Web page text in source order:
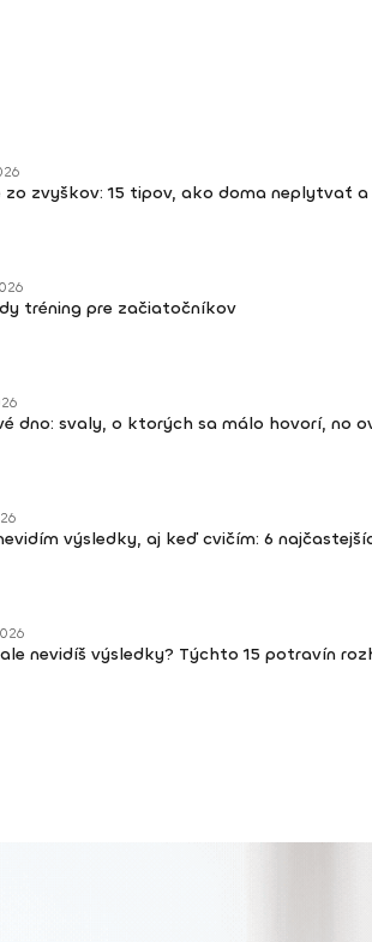
zo zvyškov: 15 tipov, ako doma neplytvať
tréning pre začiatočníkov
dno: svaly, o ktorých sa málo hovorí, no
výsledky, aj keď cvičím: 6
nevidíš výsledky? Týchto 15 potravín